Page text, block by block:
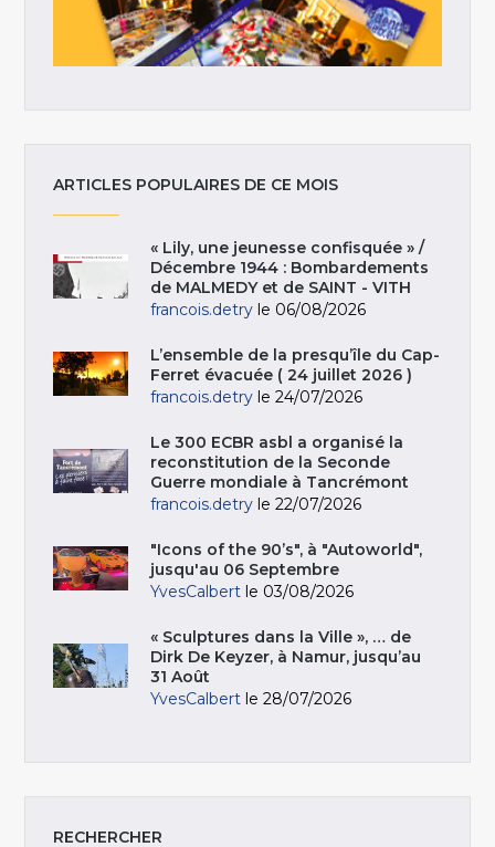
ARTICLES POPULAIRES DE CE MOIS
« Lily, une jeunesse confisquée » /
Décembre 1944 : Bombardements
de MALMEDY et de SAINT - VITH
francois.detry le 06/08/2026
L’ensemble de la presqu’île du Cap-
Ferret évacuée ( 24 juillet 2026 )
francois.detry le 24/07/2026
Le 300 ECBR asbl a organisé la
reconstitution de la Seconde
Guerre mondiale à Tancrémont
francois.detry le 22/07/2026
"Icons of the 90’s", à "Autoworld",
jusqu'au 06 Septembre
YvesCalbert le 03/08/2026
« Sculptures dans la Ville », … de
Dirk De Keyzer, à Namur, jusqu’au
31 Août
YvesCalbert le 28/07/2026
RECHERCHER